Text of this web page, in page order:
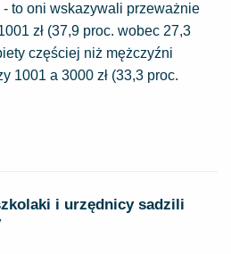
to oni wskazywali przeważnie
zł (37,9 proc. wobec 27,3
częściej niż mężczyźni
1001 a 3000 zł (33,3 proc.
i urzędnicy sadzili